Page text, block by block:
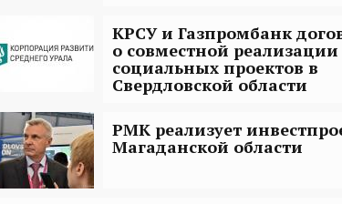
КРСУ и Газпромбанк
о совместной реализации
социальных проектов в
Свердловской области
РМК реализует
Магаданской области